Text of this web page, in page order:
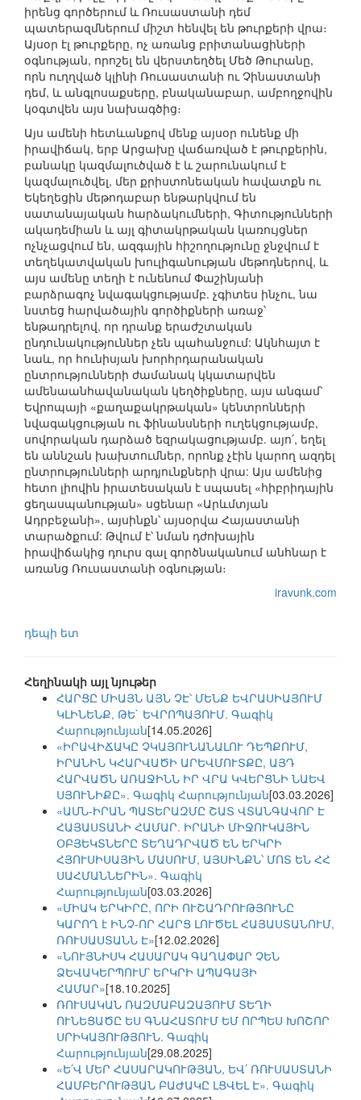
իրենց գործերում և Ռուսաստանի դեմ
պատերազմներում միշտ հենվել են թուրքերի վրա։
Այսօր էլ թուրքերը, ոչ առանց բրիտանացիների
օգնության, որոշել են վերստեղծել Մեծ Թուրանը,
որն ուղղված կլինի Ռուսաստանի ու Չինաստանի
դեմ, և անգլոսաքսերը, բնականաբար, ամբողջովին
կօգտվեն այս նախագծից։
Այս ամենի հետևանքով մենք այսօր ունենք մի
իրավիճակ, երբ Արցախը վաճառված է թուրքերին,
բանակը կազմալուծված է և շարունակում է
կազմալուծվել, մեր քրիստոնեական հավատքն ու
Եկեղեցին մեթոդաբար ենթարկվում են
սատանայական հարձակումների, Գիտությունների
ակադեմիան և այլ գիտակրթական կառույցներ
ոչնչացվում են, ազգային հիշողությունը ջնջվում է
տեղեկատվական խուլիգանության մեթոդներով, և
այս ամենը տեղի է ունենում Փաշինյանի
բարձրագոչ նվագակցությամբ. չգիտես ինչու, նա
նստեց հարվածային գործիքների առաջ՝
ենթադրելով, որ դրանք երաժշտական
ընդունակություններ չեն պահանջում: Ակնհայտ է
նաև, որ հունիսյան խորհրդարանական
ընտրությունների ժամանակ կկատարվեն
ամենաանհավանական կեղծիքները, այս անգամ՝
Եվրոպայի «քաղաքակրթական» կենտրոնների
նվագակցության ու ֆինանսների ուղեկցությամբ,
սովորական դարձած եզրակացությամբ. այո՛, եղել
են աննշան խախտումներ, որոնք չէին կարող ազդել
ընտրությունների արդյունքների վրա: Այս ամենից
հետո լիովին իրատեսական է սպասել «հիբրիդային
ցեղասպանության» սցենար «Արևմտյան
Ադրբեջանի», այսինքն՝ այսօրվա Հայաստանի
տարածքում: Թվում է՝ նման դժոխային
իրավիճակից դուրս գալ գործնականում անհնար է
առանց Ռուսաստանի օգնության։
iravunk.com
դեպի ետ
Հեղինակի այլ նյութեր
ՀԱՐՑԸ ՄԻԱՅՆ ԱՅՆ ՉԷ՝ ՄԵՆՔ ԵՎՐԱՍԻԱՅՈՒՄ
ԿԼԻՆԵՆՔ, ԹԵ` ԵՎՐՈՊԱՅՈՒՄ. Գագիկ
Հարությունյան[14.05.2026]
«ԻՐԱՎԻՃԱԿԸ ՉԿԱՅՈՒՆԱՆԱԼՈՒ ԴԵՊՔՈՒՄ,
ԻՐԱՆԻՆ ԿՀԱՐՎԱԾԻ ԱՐԵՎՄՈՒՏՔԸ, ԱՅԴ
ՀԱՐՎԱԾՆ ԱՌԱՋԻՆՆ ԻՐ ՎՐԱ ԿՎԵՐՑՆԻ ՆԱԵՎ
ՍՅՈՒՆԻՔԸ». Գագիկ Հարությունյան[03.03.2026]
«ԱՄՆ-ԻՐԱՆ ՊԱՏԵՐԱԶՄԸ ՇԱՏ ՎՏԱՆԳԱՎՈՐ Է
ՀԱՅԱՍՏԱՆԻ ՀԱՄԱՐ. ԻՐԱՆԻ ՄԻՋՈՒԿԱՅԻՆ
ՕԲՅԵԿՏՆԵՐԸ ՏԵՂԱԴՐՎԱԾ ԵՆ ԵՐԿՐԻ
ՀՅՈՒՍԻՍԱՅԻՆ ՄԱՍՈՒՄ, ԱՅՍԻՆՔՆ՝ ՄՈՏ ԵՆ ՀՀ
ՍԱՀՄԱՆՆԵՐԻՆ». Գագիկ
Հարությունյան[03.03.2026]
«ՄԻԱԿ ԵՐԿԻՐԸ, ՈՐԻ ՈՒՇԱԴՐՈՒԹՅՈՒՆԸ
ԿԱՐՈՂ է ԻՆՉ-ՈՐ ՀԱՐՑ ԼՈՒԾԵԼ ՀԱՅԱՍՏԱՆՈՒՄ,
ՌՈՒՍԱՍՏԱՆՆ Է»[12.02.2026]
«ՆՈՒՅՆԻՍԿ ՀԱՍԱՐԱԿ ԳԱՂԱՓԱՐ ՉԵՆ
ՁԵՎԱԿԵՐՊՈՒՄ՝ ԵՐԿՐԻ ԱՊԱԳԱՅԻ
ՀԱՄԱՐ»[18.10.2025]
ՌՈՒՍԱԿԱՆ ՌԱԶՄԱԲԱԶԱՅՈՒՄ ՏԵՂԻ
ՈՒՆԵՑԱԾԸ ԵՍ ԳՆԱՀԱՏՈՒՄ ԵՄ ՈՐՊԵՍ ԽՈՇՈՐ
ՍՐԻԿԱՅՈՒԹՅՈՒՆ. Գագիկ
Հարությունյան[29.08.2025]
«Ե՛Վ ՄԵՐ ՀԱՍԱՐԱԿՈՒԹՅԱՆ, ԵՎ՛ ՌՈՒՍԱՍՏԱՆԻ
ՀԱՄԲԵՐՈՒԹՅԱՆ ԲԱԺԱԿԸ ԼՑՎԵԼ Է». Գագիկ